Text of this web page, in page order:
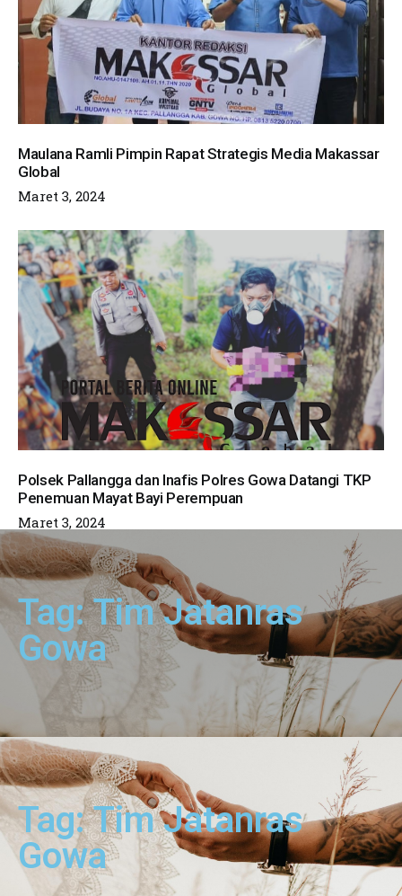
Maulana Ramli Pimpin Rapat Strategis Media Makassar
Global
Maret 3, 2024
Polsek Pallangga dan Inafis Polres Gowa Datangi TKP
Penemuan Mayat Bayi Perempuan
Maret 3, 2024
Tag: Tim Jatanras
Gowa
Tag: Tim Jatanras
Gowa